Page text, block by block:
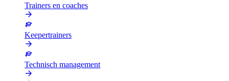
Trainers en coaches
Keepertrainers
Technisch management